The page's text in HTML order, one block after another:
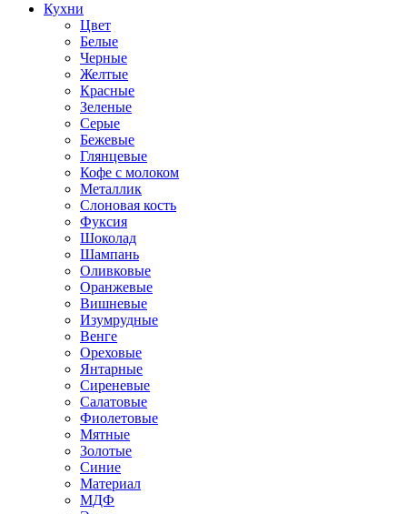
Кухни
Цвет
Белые
Черные
Желтые
Красные
Зеленые
Серые
Бежевые
Глянцевые
Кофе с молоком
Металлик
Слоновая кость
Фуксия
Шоколад
Шампань
Оливковые
Оранжевые
Вишневые
Изумрудные
Венге
Ореховые
Янтарные
Сиреневые
Салатовые
Фиолетовые
Мятные
Золотые
Синие
Материал
МДФ